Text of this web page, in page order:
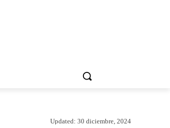
Updated: 30 diciembre, 2024